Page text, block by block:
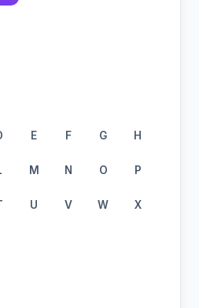
E F G H
M N O P
U V W X